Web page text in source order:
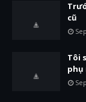
cũ
Tôi
phụ